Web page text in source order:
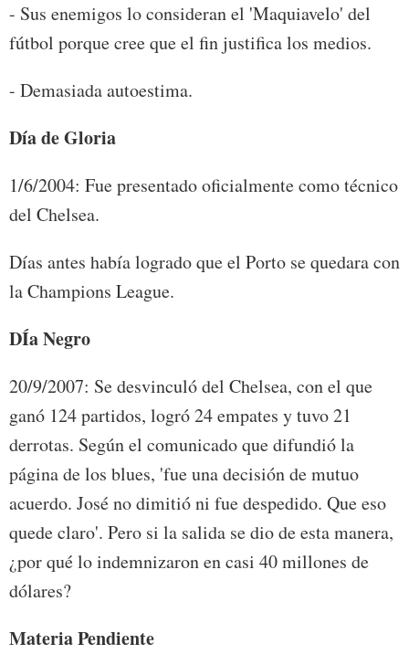
- Sus enemigos lo consideran el 'Maquiavelo' del
fútbol porque cree que el fin justifica los medios.
- Demasiada autoestima.
Día de Gloria
1/6/2004: Fue presentado oficialmente como técnico
del Chelsea.
Días antes había logrado que el Porto se quedara con
la Champions League.
DÍa Negro
20/9/2007: Se desvinculó del Chelsea, con el que
ganó 124 partidos, logró 24 empates y tuvo 21
derrotas. Según el comunicado que difundió la
página de los blues, 'fue una decisión de mutuo
acuerdo. José no dimitió ni fue despedido. Que eso
quede claro'. Pero si la salida se dio de esta manera,
¿por qué lo indemnizaron en casi 40 millones de
dólares?
Materia Pendiente